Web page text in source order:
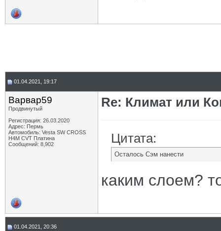
01.04.2021, 19:17
Варвар59
Продвинутый
Регистрация: 26.03.2020
Адрес: Пермь
Автомобиль: Vesta SW CROSS
H4M CVT Платина
Сообщений: 8,902
Re: Климат или
Цитата:
Осталось Сэм нанести
каким слоем?
01.04.2021, 20:36